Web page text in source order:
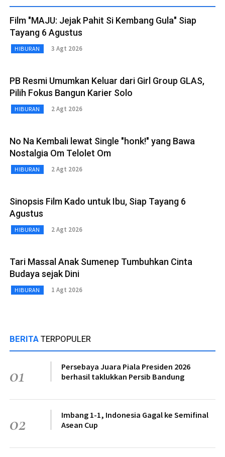
Film "MAJU: Jejak Pahit Si Kembang Gula" Siap
Tayang 6 Agustus
HIBURAN 3 Agt 2026
PB Resmi Umumkan Keluar dari Girl Group GLAS,
Pilih Fokus Bangun Karier Solo
HIBURAN 2 Agt 2026
No Na Kembali lewat Single "honk!" yang Bawa
Nostalgia Om Telolet Om
HIBURAN 2 Agt 2026
Sinopsis Film Kado untuk Ibu, Siap Tayang 6
Agustus
HIBURAN 2 Agt 2026
Tari Massal Anak Sumenep Tumbuhkan Cinta
Budaya sejak Dini
HIBURAN 1 Agt 2026
BERITA TERPOPULER
01
Persebaya Juara Piala Presiden 2026
berhasil taklukkan Persib Bandung
02
Imbang 1-1, Indonesia Gagal ke Semifinal
Asean Cup